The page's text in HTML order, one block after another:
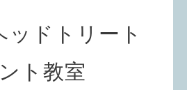
ッドトリート
ト教室